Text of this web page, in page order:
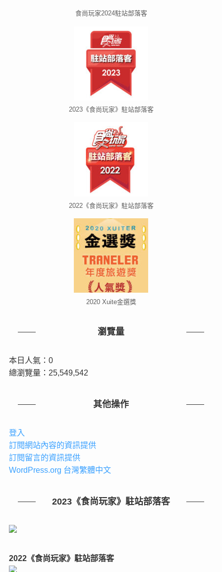
食尚玩家2024駐站部落客
2023《食尚玩家》駐站部落客
2022《食尚玩家》駐站部落客
2020 Xuite金選獎
瀏覽量
本日人氣：0
總瀏覽量：25,549,542
其他操作
登入
訂閱網站內容的資訊提供
訂閱留言的資訊提供
WordPress.org 台灣繁體中文
2023《食尚玩家》駐站部落客
2022《食尚玩家》駐站部落客